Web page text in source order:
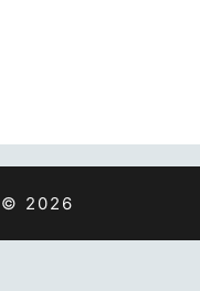
© 2026